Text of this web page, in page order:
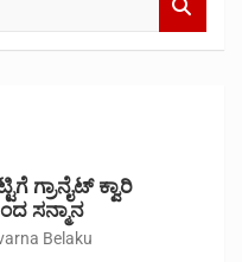
ಗ್ರಾನೈಟ್ ಕ್ವಾರಿ
ಸನ್ಮಾನ
Belaku